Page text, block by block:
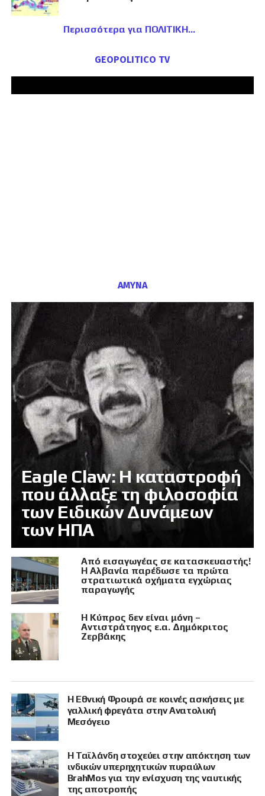
Περισσότερα για ΠΟΛΙΤΙΚΗ
GEOPOLITICO TV
ΑΜΥΝΑ
Eagle Claw: Η καταστροφή
που άλλαξε τη φιλοσοφία
των Ειδικών Δυνάμεων
των ΗΠΑ
Από εισαγωγέας σε κατασκευαστής!
Η Αλβανία παρέδωσε τα πρώτα
στρατιωτικά οχήματα εγχώριας
παραγωγής
Η Κύπρος δεν είναι μόνη –
Αντιστράτηγος ε.α. Δημόκριτος
Ζερβάκης
Η Εθνική Φρουρά σε κοινές ασκήσεις με
γαλλική φρεγάτα στην Ανατολική
Μεσόγειο
Η Ταϊλάνδη στοχεύει στην απόκτηση των
ινδικών υπερηχητικών πυραύλων
BrahMos για την ενίσχυση της ναυτικής
της αποτροπής